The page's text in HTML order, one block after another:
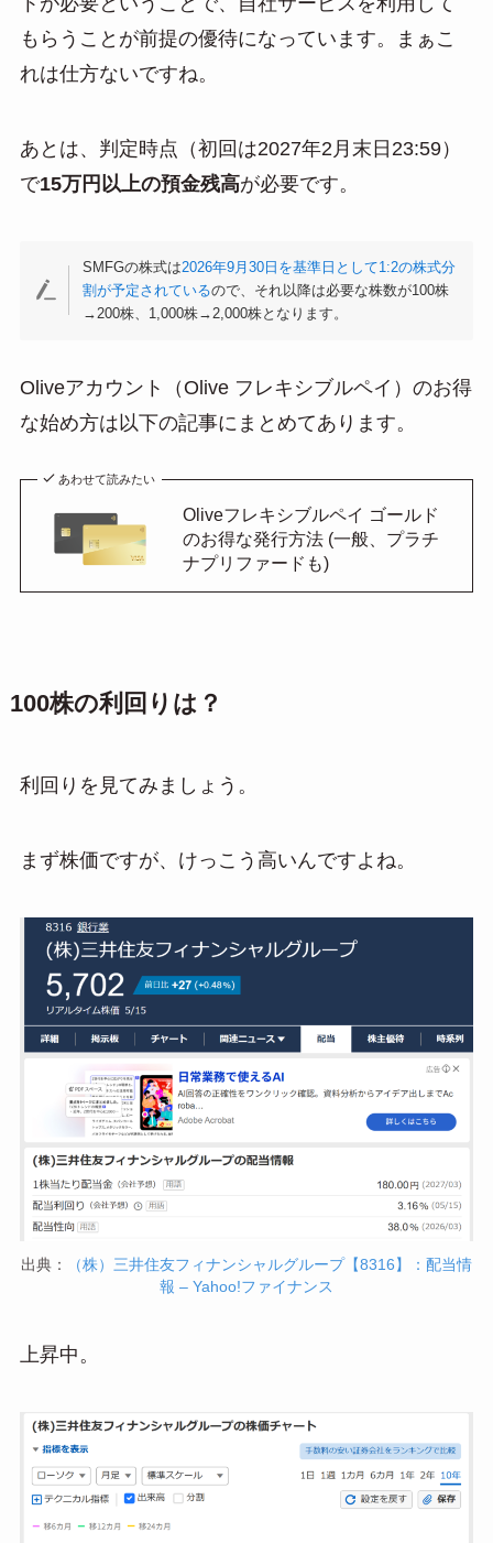
もらうことが前提の優待になっています。まぁこ
れは仕方ないですね。
あとは、判定時点（初回は2027年2月末日23:59）
で15万円以上の預金残高が必要です。
SMFGの株式は2026年9月30日を基準日として1:2の株式分
割が予定されているので、それ以降は必要な株数が100株
→200株、1,000株→2,000株となります。
Oliveアカウント（Olive フレキシブルペイ）のお得
な始め方は以下の記事にまとめてあります。
あわせて読みたい
Oliveフレキシブルペイ ゴールド
のお得な発行方法 (一般、プラチ
ナプリファードも)
100株の利回りは？
利回りを見てみましょう。
まず株価ですが、けっこう高いんですよね。
出典：
（株）三井住友フィナンシャルグループ【8316】：配当情
報 – Yahoo!ファイナンス
上昇中。